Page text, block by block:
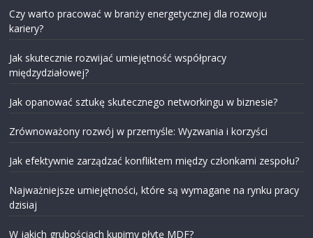
Czy warto pracować w branży energetycznej dla rozwoju
kariery?
Jak skutecznie rozwijać umiejętność współpracy
międzydziałowej?
Jak opanować sztukę skutecznego networkingu w biznesie?
Zrównoważony rozwój w przemyśle: Wyzwania i korzyści
Jak efektywnie zarządzać konfliktem między członkami zespołu?
Najważniejsze umiejętności, które są wymagane na rynku pracy
dzisiaj
W jakich grubościach kupimy płytę MDF?